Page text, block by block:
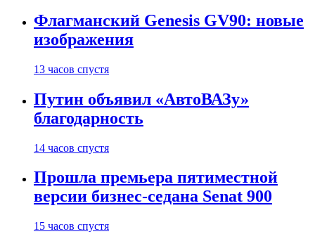
Флагманский Genesis GV90: новые
изображения
13 часов спустя
Путин объявил «АвтоВАЗу»
благодарность
14 часов спустя
Прошла премьера пятиместной
версии бизнес-седана Senat 900
15 часов спустя